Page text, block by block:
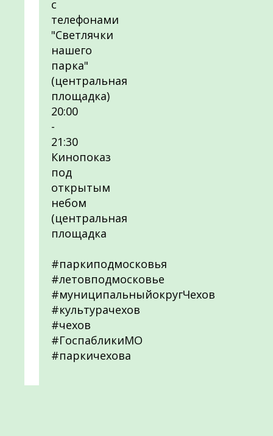
с
телефонами
"Светлячки
нашего
парка"
(центральная
площадка)
20:00
-
21:30
Кинопоказ
под
открытым
небом
(центральная
площадка
#паркиподмосковья
#летовподмосковье
#муниципальныйокругЧехов
#культурачехов
#чехов
#ГоспабликиМО
#паркичехова